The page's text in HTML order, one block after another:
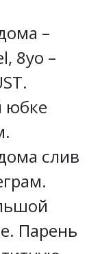
–
8yo –
юбке
слив
Парень